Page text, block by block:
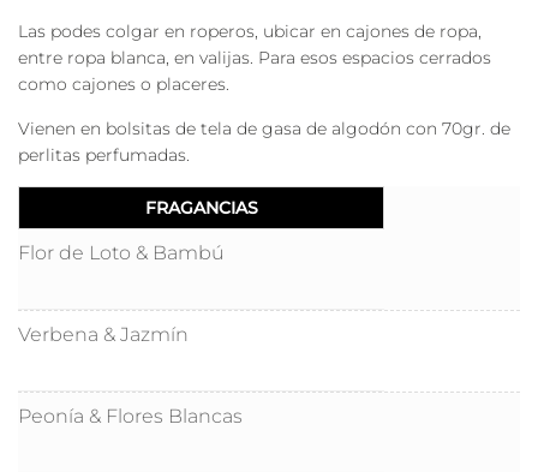
Las podes colgar en roperos, ubicar en cajones de ropa,
entre ropa blanca, en valijas. Para esos espacios cerrados
como cajones o placeres.
Vienen en bolsitas de tela de gasa de algodón con 70gr. de
perlitas perfumadas.
Flor de Loto & Bambú
Verbena & Jazmín
Peonía & Flores Blancas